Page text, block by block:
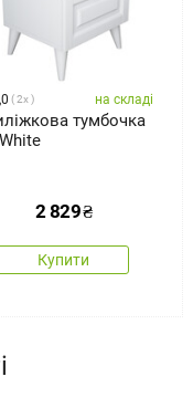
2x на складі
тумбочка
2 829₴
Купити